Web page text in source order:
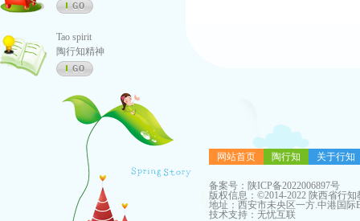
Tao spirit
陶行知精神
网站首页 陶行知 关于行知
备案号： 陕ICP备2022006897号
版权信息：©2014-2022 陕西省行
地址：西安市未央区一方.中港国际
技术支持： 无忧互联